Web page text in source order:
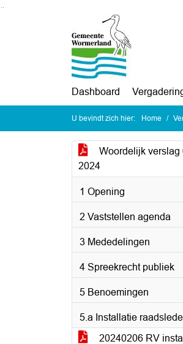
Ga naar de inhoud van deze pagina
Dashboard
U bevindt zich hier: Home
Woordelijk verslag
2024
1 Opening
2 Vaststellen agenda
3 Mededelingen
4 Spreekrecht publiek
5 Benoemingen
5.a Installatie
20240206 RV